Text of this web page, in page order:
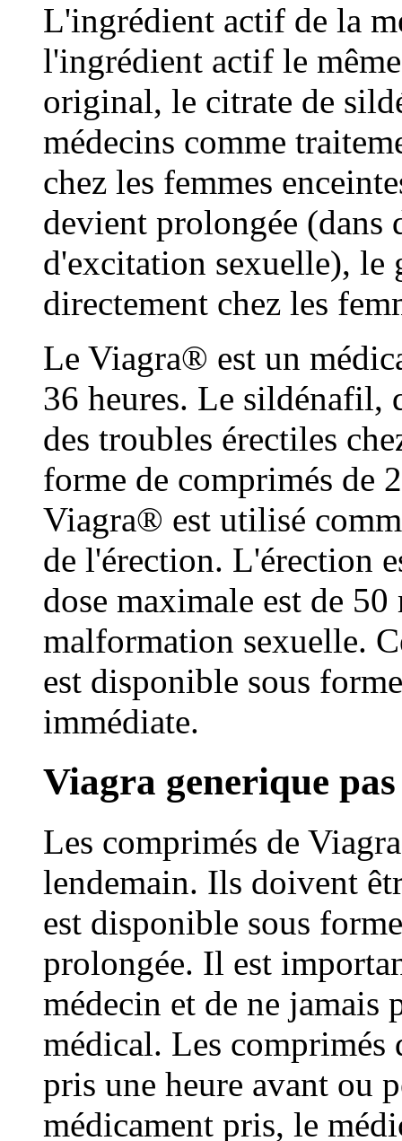
L'ingrédient actif de la
l'ingrédient actif le
original, le citrate de
médecins comme
chez les femmes
devient prolongée (dans
d'excitation sexuelle), le
directement chez les
Le Viagra® est un
36 heures. Le sildénafil,
des troubles érectiles
forme de comprimés de
Viagra® est utilisé
de l'érection. L'érection
dose maximale est de
malformation sexuelle.
est disponible sous
immédiate.
Viagra generique
Les comprimés de
lendemain. Ils doivent
est disponible sous
prolongée. Il est
médecin et de ne jamais
médical. Les comprimés
pris une heure avant ou
médicament pris, le